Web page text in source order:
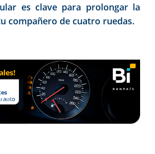
es clave para prolongar la
compañero de cuatro ruedas.